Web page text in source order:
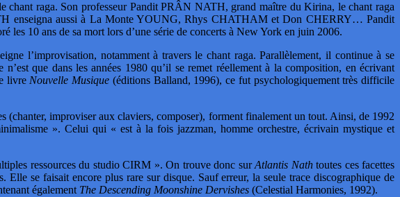
chant raga. Son professeur Pandit PRÂN NATH, grand maître du Kirina, le chant raga
enseigna aussi à La Monte YOUNG, Rhys CHATHAM et Don CHERRY… Pandit
10 ans de sa mort lors d’une série de concerts à New York en juin 2006.
l’improvisation, notamment à travers le chant raga. Parallèlement, il continue à se
que dans les années 1980 qu’il se remet réellement à la composition, en écrivant
livre Nouvelle Musique (éditions Balland, 1996), ce fut psychologiquement très difficile
(chanter, improviser aux claviers, composer), forment finalement un tout. Ainsi, de 1992
». Celui qui « est à la fois jazzman, homme orchestre, écrivain mystique et
ressources du studio CIRM ». On trouve donc surAtlantis Nathtoutes ces facettes
se faisait encore plus rare sur disque. Sauf erreur, la seule trace discographique de
également The Descending Moonshine Dervishes (Celestial Harmonies, 1992).